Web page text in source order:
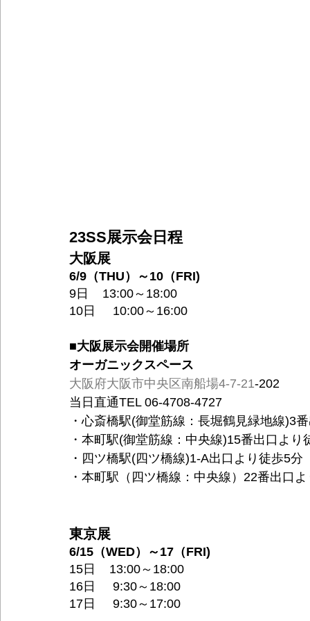
23SS展示会日程
大阪展
6/9（THU）～10（FRI)
9日    13:00～18:00
10日     10:00～16:00
■大阪展示会開催場所
オーガニックスペース
大阪府大阪市中央区南船場4-7-21-202
当日直通TEL 06-4708-4727
・心斎橋駅(御堂筋線：長堀鶴見緑地線)3
・本町駅(御堂筋線：中央線)15番出口より
・四ツ橋駅(四ツ橋線)1-A出口より徒歩5分
・本町駅（四ツ橋線：中央線）22番出口
東京展
6/15（WED）～17（FRI)
15日    13:00～18:00
16日     9:30～18:00
17日     9:30～17:00